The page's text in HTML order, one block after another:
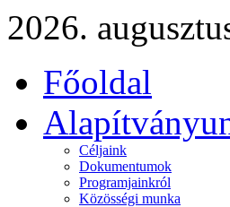
2026.
Főoldal
Céljaink
Dokumentumok
Programjainkról
Közösségi munka